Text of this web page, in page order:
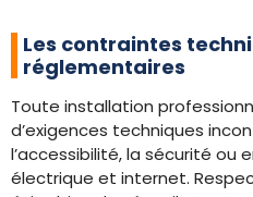
Les contraintes
réglementaires
Toute installation
d’exigences techniques
l’accessibilité, la sécurité ou
électrique et internet.